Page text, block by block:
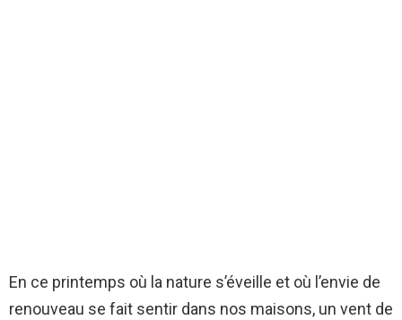
En ce printemps où la nature s’éveille et où l’envie de
renouveau se fait sentir dans nos maisons, un vent de